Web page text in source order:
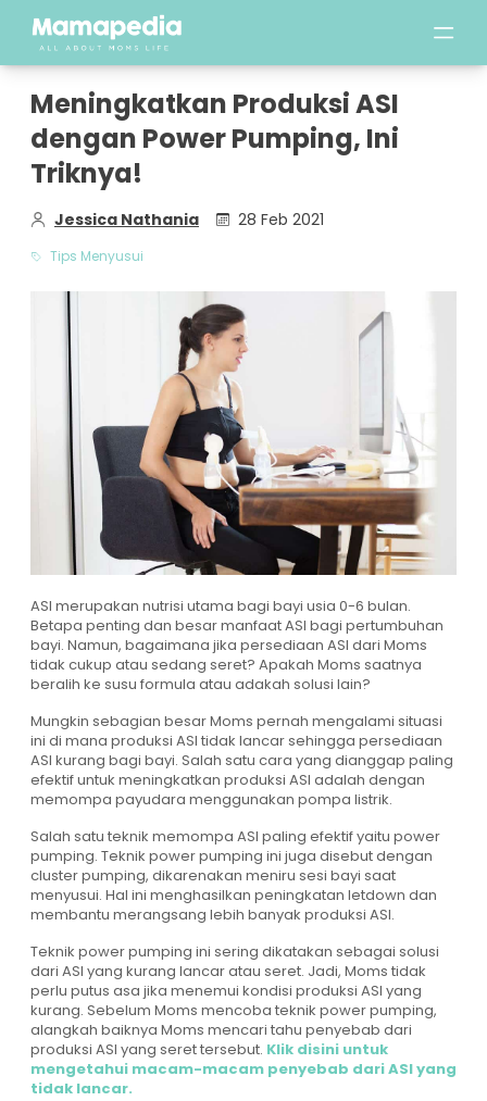
Meningkatkan Produksi ASI
dengan Power Pumping, Ini
Triknya!
Jessica Nathania 28 Feb 2021
Tips Menyusui
ASI merupakan nutrisi utama bagi bayi usia 0-6 bulan.
Betapa penting dan besar manfaat ASI bagi pertumbuhan
bayi. Namun, bagaimana jika persediaan ASI dari Moms
tidak cukup atau sedang seret? Apakah Moms saatnya
beralih ke susu formula atau adakah solusi lain?
Mungkin sebagian besar Moms pernah mengalami situasi
ini di mana produksi ASI tidak lancar sehingga persediaan
ASI kurang bagi bayi. Salah satu cara yang dianggap paling
efektif untuk meningkatkan produksi ASI adalah dengan
memompa payudara menggunakan pompa listrik.
Salah satu teknik memompa ASI paling efektif yaitu power
pumping. Teknik power pumping ini juga disebut dengan
cluster pumping, dikarenakan meniru sesi bayi saat
menyusui. Hal ini menghasilkan peningkatan letdown dan
membantu merangsang lebih banyak produksi ASI.
Teknik power pumping ini sering dikatakan sebagai solusi
dari ASI yang kurang lancar atau seret. Jadi, Moms tidak
perlu putus asa jika menemui kondisi produksi ASI yang
kurang. Sebelum Moms mencoba teknik power pumping,
alangkah baiknya Moms mencari tahu penyebab dari
produksi ASI yang seret tersebut. Klik disini untuk
mengetahui macam-macam penyebab dari ASI yang
tidak lancar.